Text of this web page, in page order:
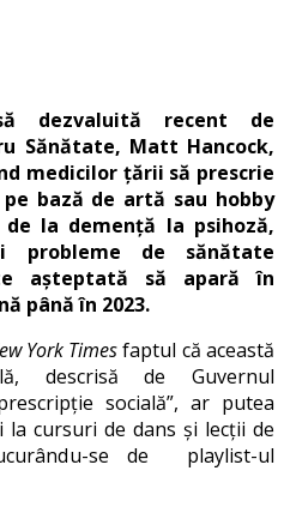
dezvaluită recent de
Sănătate, Matt Hancock,
medicilor țării să prescrie
bază de artă sau hobby
la demență la psihoză,
probleme de sănătate
așteptată să apară în
până în 2023.
York Timesfaptul că această
descrisă de Guvernul
socială”, ar putea
cursuri de dans și lecții de
se de playlist-ul